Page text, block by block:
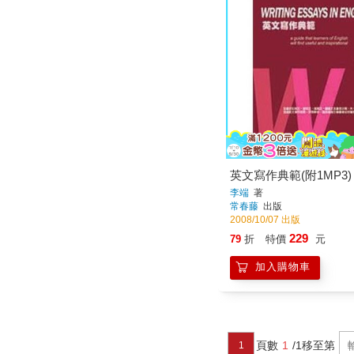
英文寫作典範(附1MP3)
李端 著
常春藤 出版
2008/10/07 出版
79 折 特價 229 元
加入購物車
1 頁數 1 /1移至第